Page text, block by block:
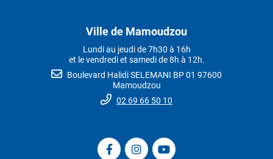
Ville de Mamoudzou
Lundi au jeudi de 7h30 à 16h
et le vendredi et samedi de 8h à 12h.
Boulevard Halidi SELEMANI BP 01 97600
Mamoudzou
02 69 66 50 10